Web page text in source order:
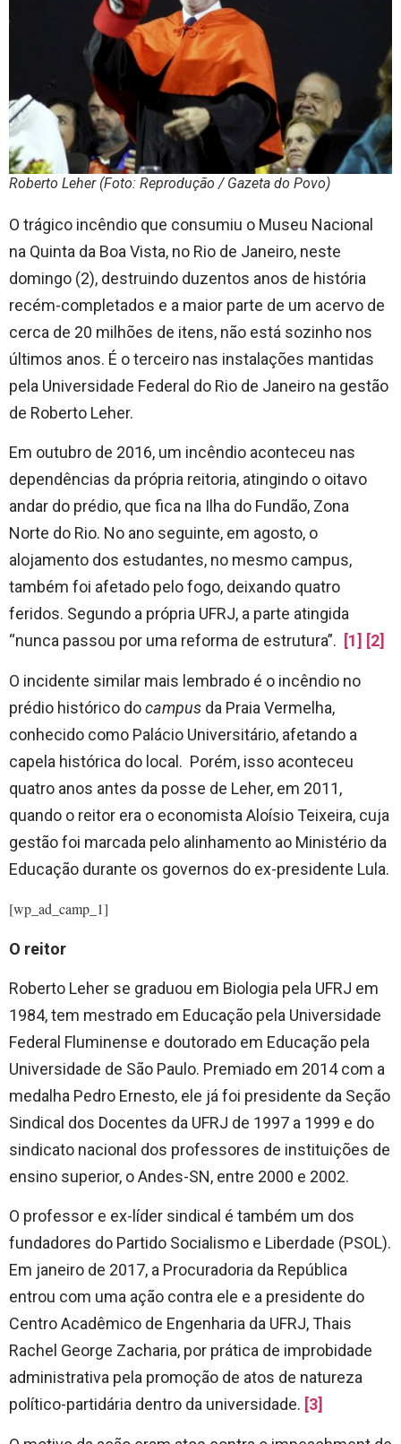
Roberto Leher (Foto: Reprodução / Gazeta do Povo)
O trágico incêndio que consumiu o Museu Nacional
na Quinta da Boa Vista, no Rio de Janeiro, neste
domingo (2), destruindo duzentos anos de história
recém-completados e a maior parte de um acervo de
cerca de 20 milhões de itens, não está sozinho nos
últimos anos. É o terceiro nas instalações mantidas
pela Universidade Federal do Rio de Janeiro na gestão
de Roberto Leher.
Em outubro de 2016, um incêndio aconteceu nas
dependências da própria reitoria, atingindo o oitavo
andar do prédio, que fica na Ilha do Fundão, Zona
Norte do Rio. No ano seguinte, em agosto, o
alojamento dos estudantes, no mesmo campus,
também foi afetado pelo fogo, deixando quatro
feridos. Segundo a própria UFRJ, a parte atingida
“nunca passou por uma reforma de estrutura”. [1] [2]
O incidente similar mais lembrado é o incêndio no
prédio histórico docampus da Praia Vermelha,
conhecido como Palácio Universitário, afetando a
capela histórica do local. Porém, isso aconteceu
quatro anos antes da posse de Leher, em 2011,
quando o reitor era o economista Aloísio Teixeira, cuja
gestão foi marcada pelo alinhamento ao Ministério da
Educação durante os governos do ex-presidente Lula.
[wp_ad_camp_1]
O reitor
Roberto Leher se graduou em Biologia pela UFRJ em
1984, tem mestrado em Educação pela Universidade
Federal Fluminense e doutorado em Educação pela
Universidade de São Paulo. Premiado em 2014 com a
medalha Pedro Ernesto, ele já foi presidente da Seção
Sindical dos Docentes da UFRJ de 1997 a 1999 e do
sindicato nacional dos professores de instituições de
ensino superior, o Andes-SN, entre 2000 e 2002.
O professor e ex-líder sindical é também um dos
fundadores do Partido Socialismo e Liberdade (PSOL).
Em janeiro de 2017, a Procuradoria da República
entrou com uma ação contra ele e a presidente do
Centro Acadêmico de Engenharia da UFRJ, Thais
Rachel George Zacharia, por prática de improbidade
administrativa pela promoção de atos de natureza
político-partidária dentro da universidade. [3]